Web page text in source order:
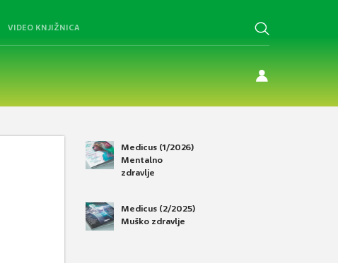
VIDEO KNJIŽNICA
Medicus (1/2026)
Mentalno
zdravlje
Medicus (2/2025)
Muško zdravlje